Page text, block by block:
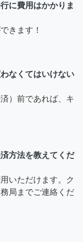
に費用はかかりま
きます！
なくてはいけない
）前であれば、キ
方法を教えてくだ
いただけます。ク
局までご連絡くだ